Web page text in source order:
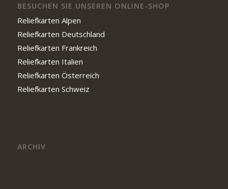
BESUCHEN SIE UNSEREN ONLINE-SHOP
Reliefkarten Alpen
Reliefkarten Deutschland
Reliefkarten Frankreich
Reliefkarten Italien
Reliefkarten Österreich
Reliefkarten Schweiz
ARCHIV